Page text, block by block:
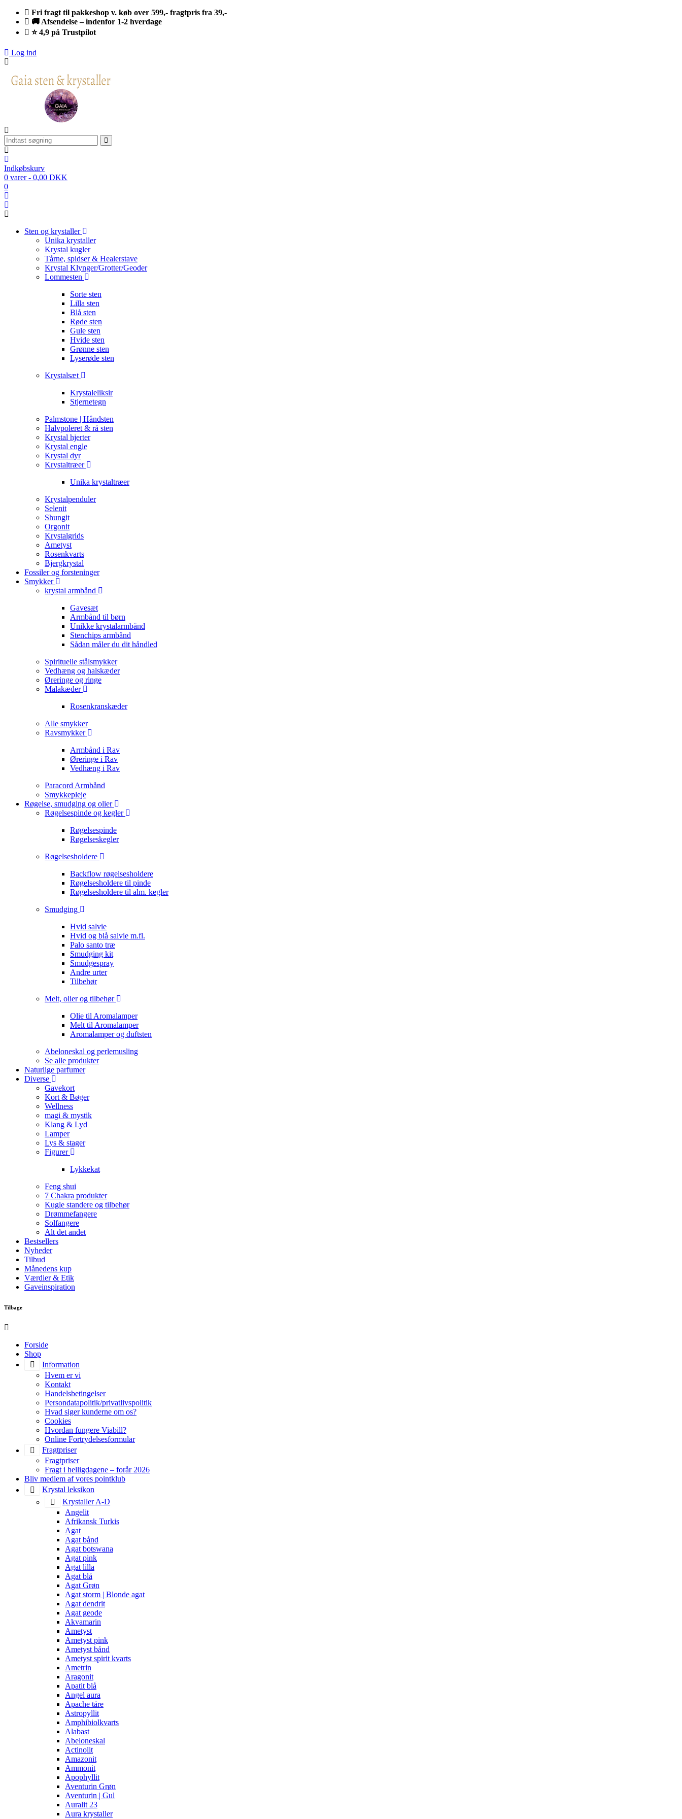
Fri fragt til pakkeshop v. køb over 599,- fragtpris fra 39,-
🚚 Afsendelse – indenfor 1-2 hverdage
⭐ 4,9 på Trustpilot
Log ind
Indkøbskurv
0 varer - 0,00 DKK
0
Sten og krystaller
Unika krystaller
Krystal kugler
Tårne, spidser & Healerstave
Krystal Klynger/Grotter/Geoder
Lommesten
Sorte sten
Lilla sten
Blå sten
Røde sten
Gule sten
Hvide sten
Grønne sten
Lyserøde sten
Krystalsæt
Krystaleliksir
Stjernetegn
Palmstone | Håndsten
Halvpoleret & rå sten
Krystal hjerter
Krystal engle
Krystal dyr
Krystaltræer
Unika krystaltræer
Krystalpenduler
Selenit
Shungit
Orgonit
Krystalgrids
Ametyst
Rosenkvarts
Bjergkrystal
Fossiler og forsteninger
Smykker
krystal armbånd
Gavesæt
Armbånd til børn
Unikke krystalarmbånd
Stenchips armbånd
Sådan måler du dit håndled
Spirituelle stålsmykker
Vedhæng og halskæder
Øreringe og ringe
Malakæder
Rosenkranskæder
Alle smykker
Ravsmykker
Armbånd i Rav
Øreringe i Rav
Vedhæng i Rav
Paracord Armbånd
Smykkepleje
Røgelse, smudging og olier
Røgelsespinde og kegler
Røgelsespinde
Røgelseskegler
Røgelsesholdere
Backflow røgelsesholdere
Røgelsesholdere til pinde
Røgelsesholdere til alm. kegler
Smudging
Hvid salvie
Hvid og blå salvie m.fl.
Palo santo træ
Smudging kit
Smudgespray
Andre urter
Tilbehør
Melt, olier og tilbehør
Olie til Aromalamper
Melt til Aromalamper
Aromalamper og duftsten
Abeloneskal og perlemusling
Se alle produkter
Naturlige parfumer
Diverse
Gavekort
Kort & Bøger
Wellness
magi & mystik
Klang & Lyd
Lamper
Lys & stager
Figurer
Lykkekat
Feng shui
7 Chakra produkter
Kugle standere og tilbehør
Drømmefangere
Solfangere
Alt det andet
Bestsellers
Nyheder
Tilbud
Månedens kup
Værdier & Etik
Gaveinspiration
Tilbage
Forside
Shop
Information
Hvem er vi
Kontakt
Handelsbetingelser
Persondatapolitik/privatlivspolitik
Hvad siger kunderne om os?
Cookies
Hvordan fungere Viabill?
Online Fortrydelsesformular
Fragtpriser
Fragtpriser
Fragt i helligdagene – forår 2026
Bliv medlem af vores pointklub
Krystal leksikon
Krystaller A-D
Angelit
Afrikansk Turkis
Agat
Agat bånd
Agat botswana
Agat pink
Agat lilla
Agat blå
Agat Grøn
Agat storm | Blonde agat
Agat dendrit
Agat geode
Akvamarin
Ametyst
Ametyst pink
Ametyst bånd
Ametyst spirit kvarts
Ametrin
Aragonit
Apatit blå
Angel aura
Apache tåre
Astropyllit
Amphibiolkvarts
Alabast
Abeloneskal
Actinolit
Amazonit
Ammonit
Apophyllit
Aventurin Grøn
Aventurin | Gul
Auralit 23
Aura krystaller